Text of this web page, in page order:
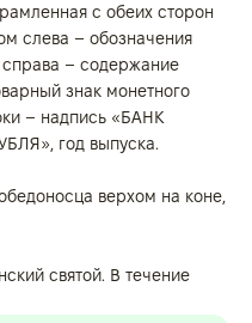
с обеих сторон
слева – обозначения
– содержание
знак монетного
– надпись «БАНК
год выпуска.
верхом на коне,
святой. В течение